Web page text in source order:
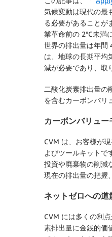
気候変動は現代の最
る必要があることが
業革命前の 2°C未満
世界の排出量は年間
は、地球の長期平均
減が必要であり、取
二酸化炭素排出量の
を含むカーボンバリ
カーボンバリュ
CVM は、お客様が
よびツールキットで
投資や廃棄物の削減
現在の排出量の把握
ネットゼロへの道
CVM には多くの利
素排出量に金銭的価